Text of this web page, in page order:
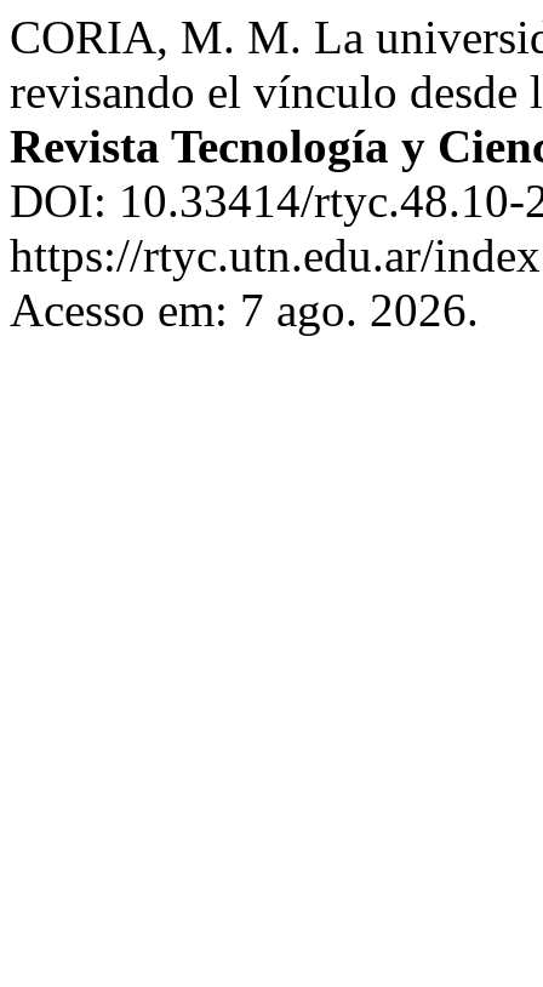
CORIA, M. M. La
revisando el vínculo desde
Revista Tecnología y
DOI: 10.33414/
https://rtyc.utn.edu.ar/
Acesso em: 7 ago. 2026.